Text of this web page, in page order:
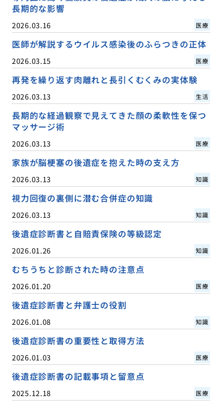
長期的な影響
2026.03.16 医療
医師が解説するウイルス感染後のふらつきの正体
2026.03.15 医療
再発を繰り返す肉離れと長引くむくみの実体験
2026.03.13 生活
長期的な経過観察で見えてきた顔の柔軟性を保つ
マッサージ術
2026.03.13 医療
家族が脳梗塞の後遺症を抱えた時の支え方
2026.03.13 知識
視力回復の裏側に潜む合併症の知識
2026.03.13 知識
後遺症診断書と自賠責保険の等級認定
2026.01.26 知識
むちうちと診断された時の注意点
2026.01.20 医療
後遺症診断書と弁護士の役割
2026.01.08 知識
後遺症診断書の重要性と取得方法
2026.01.03 医療
後遺症診断書の記載事項と留意点
2025.12.18 医療